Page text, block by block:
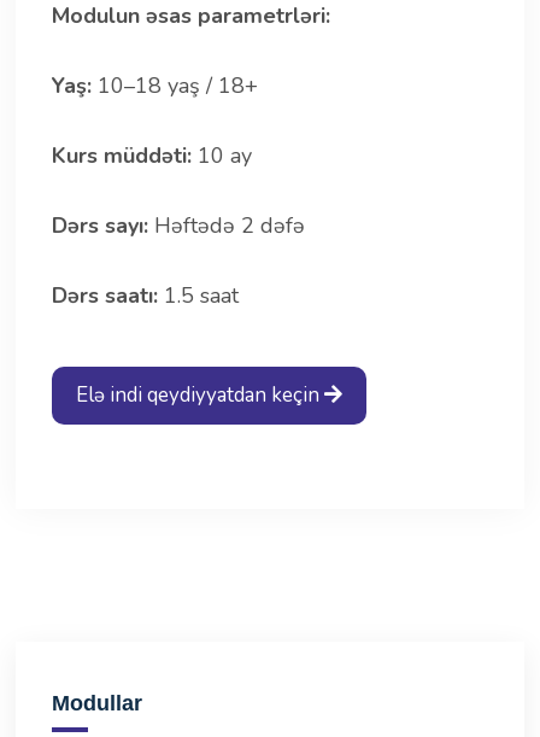
Modulun əsas parametrləri:
Yaş:10–18 yaş / 18+
Kurs müddəti:10 ay
Dərs sayı:Həftədə 2 dəfə
Dərs saatı:1.5 saat
Elə indi qeydiyyatdan keçin
Modullar